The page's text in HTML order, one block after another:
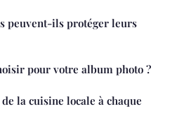
peuvent-ils protéger leurs
pour votre album photo ?
la cuisine locale à chaque